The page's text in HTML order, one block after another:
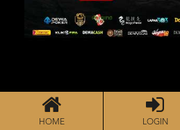
# ACARA
Acara berlangsung Pada
HOME LOGIN